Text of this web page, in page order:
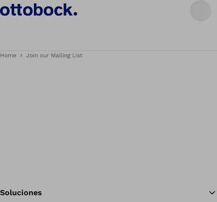
Home Join our Mailing List
Soluciones